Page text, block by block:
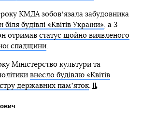
КМДА зобовʼязала забудовника
будівлі «Квітів України», а 3
отримав статус щойно виявленого
спадщини.
Міністерство культури та
внесло будівлю «Квітів
державних памʼяток.